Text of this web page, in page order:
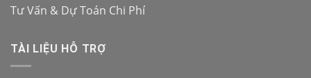
Tư Vấn & Dự Toán Chi Phí
TÀI LIỆU HỖ TRỢ